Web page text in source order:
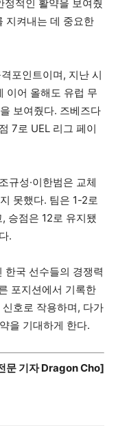
적인 활약을 보여줬
지켜내는 데 중요한
포인트이며, 지난 시
이어 올해도 유럽 무
보여줬다. 즈베즈다
7로 UEL 리그 페이
규성·이한범은 교체
못했다. 팀은 1-2로
승점은 12로 유지됐
.
한국 선수들의 경쟁력
포지션에서 기록한
호로 작용하며, 다가
을 기대하게 한다.
문 기자 Dragon Cho]